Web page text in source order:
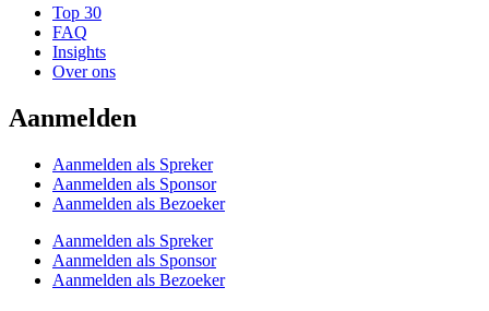
Top 30
FAQ
Insights
Over ons
Aanmelden
Aanmelden als Spreker
Aanmelden als Sponsor
Aanmelden als Bezoeker
Aanmelden als Spreker
Aanmelden als Sponsor
Aanmelden als Bezoeker